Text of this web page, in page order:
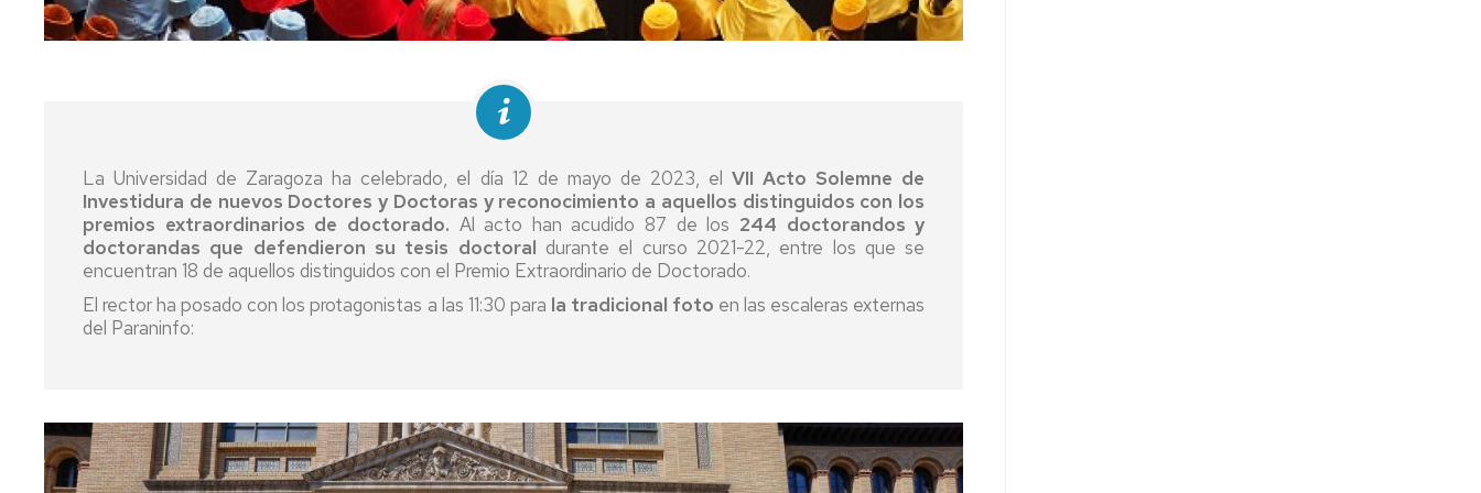
Permanente
del
Garantía
Calidad
Comité
de
los
doctorandos
y
estancias
Erasmus+
Movilidad
Corta
Movilidad
Duración
Modalidades
bajas
Abandono
de
los
estudios
especiales
de
Tesis
por
compendio
de
publicaciones
Tesis
en
internacional
Mención
doctorado
Evaluación
del
proceso
y
contratos
doctorado
Realización
de
Información
Día
un
país
expedido
por
un
país
ajeno
al
EEES
matrícula
de
documentos
Doctorado
Reconocimiento
de
la
experiencia
de
la
tesis
Comisiones
Coordinador/a
Profesorado
y
y
Acreditación
de
la
experiencia
Codirección
sin
experiencia
investigadora
a
programas
de
doctorado
La Universidad de Zaragoza ha celebrado, el día 12 de mayo de 2023, elVII Acto Solemne de
Investidura de nuevos Doctores y Doctoras y reconocimiento a aquellos distinguidos con los
premios extraordinarios de doctorado. Al acto han acudido 87 de los 244 doctorandos y
doctorandas que defendieron su tesis doctoral durante el curso 2021-22, entre los que se
encuentran 18 de aquellos distinguidos con el Premio Extraordinario de Doctorado.
El rector ha posado con los protagonistas a las 11:30 para la tradicional foto en las escaleras externas
del Paraninfo: